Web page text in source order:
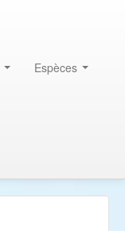
Espèces